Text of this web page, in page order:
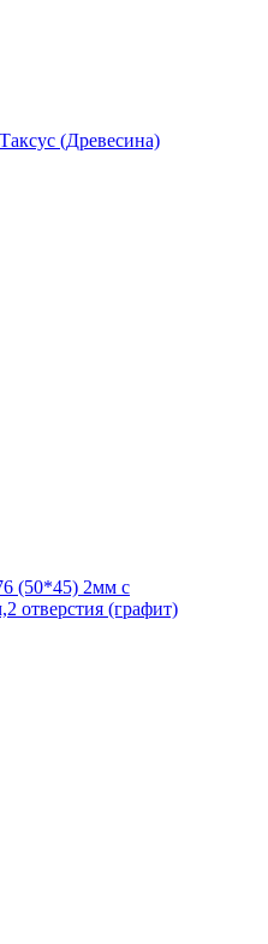
(Древесина)
(50*45) 2мм с
отверстия (графит)